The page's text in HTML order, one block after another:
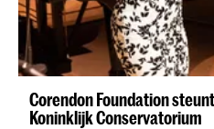
Corendon Foundation
Koninklijk Conservatorium